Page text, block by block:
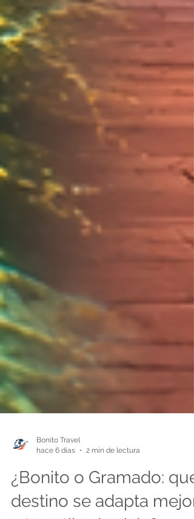
Bonito Travel
hace 6 días
2 min de lectura